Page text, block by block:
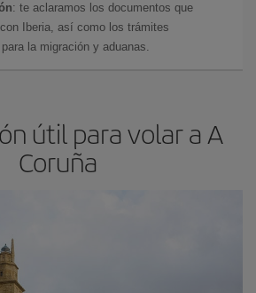
: te aclaramos los documentos que
Iberia, así como los trámites
la migración y aduanas.
útil para volar a A
Coruña